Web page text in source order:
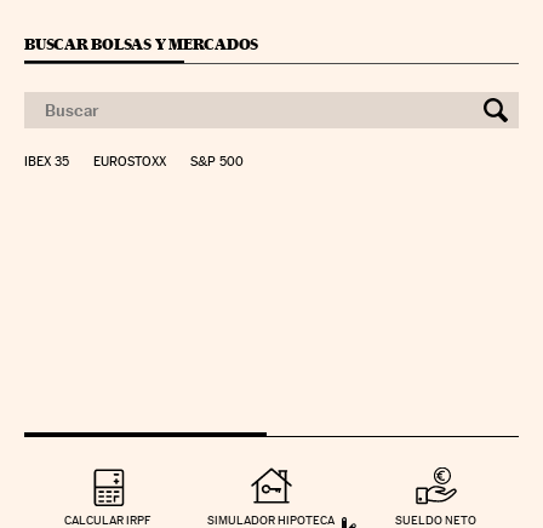
BUSCAR BOLSAS Y MERCADOS
IBEX 35 EUROSTOXX S&P 500
CALCULAR IRPF SIMULADOR HIPOTECA SUELDO NETO